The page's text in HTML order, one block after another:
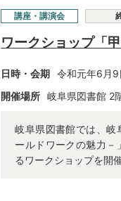
講座・講演会
ワークショップ「
日時・会期
令和元年6月
開催場所
岐阜県図書館 2
岐阜県図書館では、岐
ールドワークの魅力－
るワークショップを開